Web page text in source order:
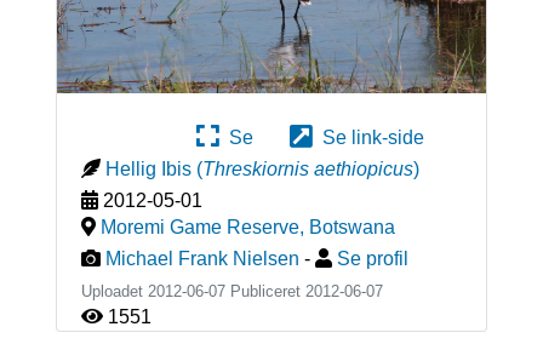
Se
Se link-side
Hellig Ibis (Threskiornis aethiopicus)
2012-05-01
Moremi Game Reserve, Botswana
Michael Frank Nielsen - Se profil
Uploadet 2012-06-07 Publiceret 2012-06-07
1551